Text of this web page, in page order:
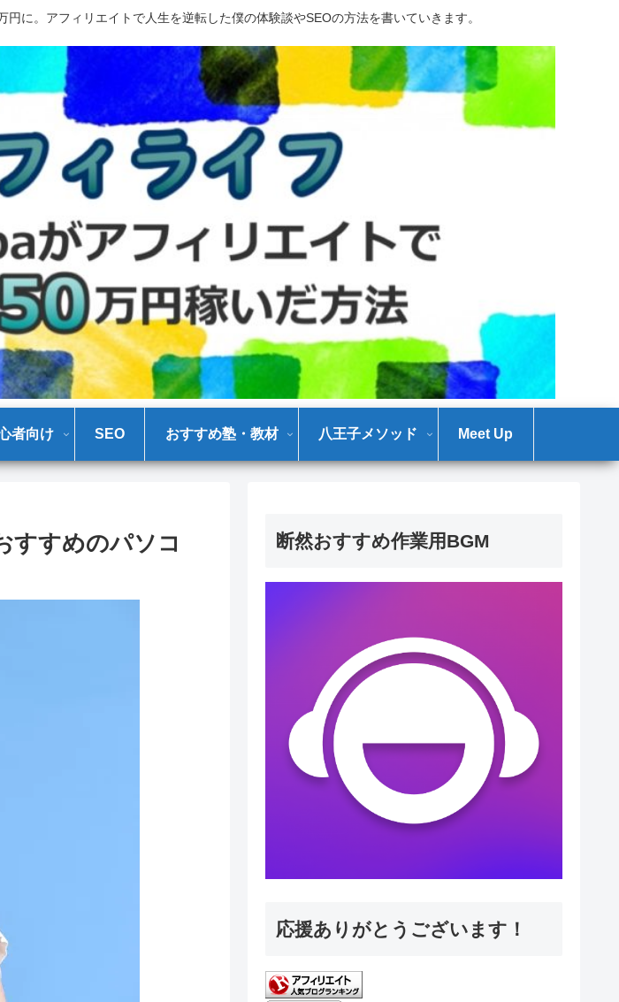
に。アフィリエイトで人生を逆転した僕の体験談やSEOの方法を書いていきます。
者向け SEO おすすめ塾・教材 八王子メソッド Meet Up
すすめのパソコ
断然おすすめ作業用BGM
応援ありがとうございます！